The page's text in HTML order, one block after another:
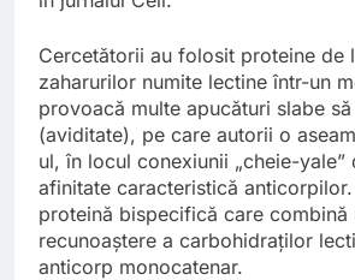
Cercetătorii au folosit proteine ​​de
zaharurilor numite lectine într-un
provoacă multe apucături slabe
(aviditate), pe care autorii o
ul, în locul conexiunii „cheie-yale”
afinitate caracteristică
proteină bispecifică care combină
recunoaștere a carbohidraților
anticorp monocatenar.